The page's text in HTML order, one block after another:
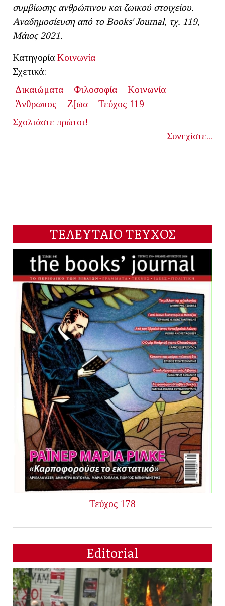
συμβίωσης ανθρώπινου και ζωικού στοιχείου.
Αναδημοσίευση από το Books' Journal, τχ. 119,
Μάιος 2021.
Κατηγορία Κοινωνία
Σχετικά:
Δικαιώματα
Φιλοσοφία
Κοινωνία
Άνθρωπος
Ζ[ωα
Τεύχος 119
Σχολιάστε πρώτοι!
Συνεχίστε...
ΤΕΛΕΥΤΑΙΟ ΤΕΥΧΟΣ
Τεύχος 178
Editorial